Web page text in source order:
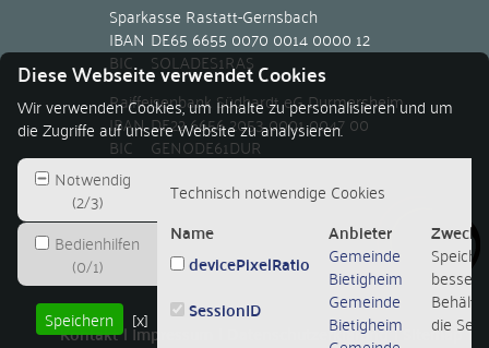
Sparkasse Rastatt-Gernsbach
IBAN DE65 6655 0070 0014 0000 12
BIC
SOLADES1RAS
Raiffeisenbank Südhardt eG Durmersheim
IBANDE22 6656 2053 0001 0047 00
BIC
GENODE61DUR
Kontakt Impressum Datenschutzerklärung Sitemap
Diese Webseite verwendet Cookies
Wir verwenden Cookies, um Inhalte zu personalisieren und um
die Zugriffe auf unsere Website zu analysieren.
Notwendig
(2/3)
Bedienhilfen
(0/1)
Speichern
[x]
Technisch notwendige Cookies
Name Anbieter
Zweck
devicePixelRatio
Gemeinde
Bietigheim
SessionID
Gemeinde
Bietigheim
Behält
die